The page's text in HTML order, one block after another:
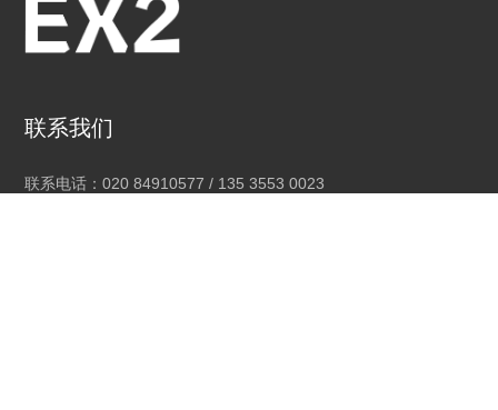
联系我们
联系电话：020 84910577 / 135 3553 0023